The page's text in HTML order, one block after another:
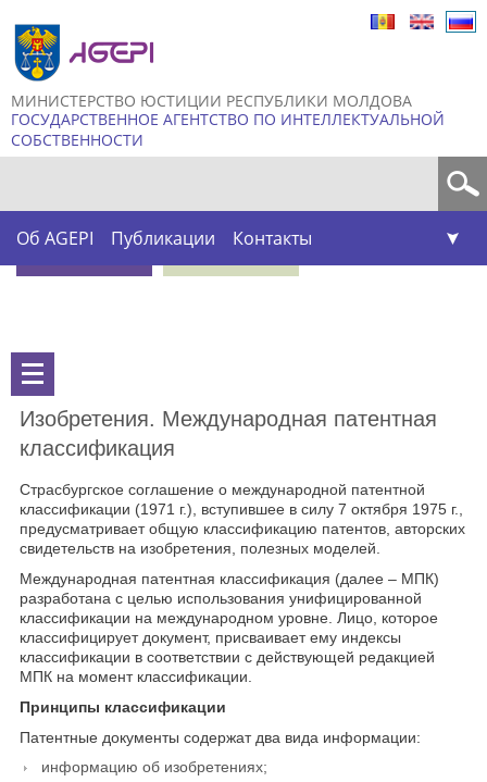
МИНИСТЕРСТВО ЮСТИЦИИ РЕСПУБЛИКИ МОЛДОВА
ГОСУДАРСТВЕННОЕ АГЕНТСТВО ПО ИНТЕЛЛЕКТУАЛЬНОЙ
СОБСТВЕННОСТИ
Об AGEPI Публикации Контакты
Изобретения. Международная патентная
классификация
Страсбургское соглашение о международной патентной
классификации (1971 г.), вступившее в силу 7 октября 1975 г.,
предусматривает общую классификацию патентов, авторских
свидетельств на изобретения, полезных моделей.
Международная патентная классификация (далее – МПК)
разработана с целью использования унифицированной
классификации на международном уровне. Лицо, которое
классифицирует документ, присваивает ему индексы
классификации в соответствии с действующей редакцией
МПК на момент классификации.
Принципы классификации
Патентные документы содержат два вида информации:
информацию об изобретениях;